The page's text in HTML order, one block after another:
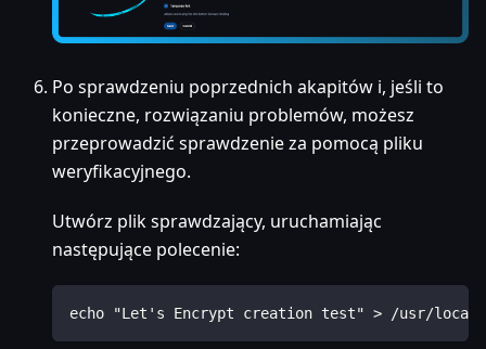
Po sprawdzeniu poprzednich akapitów i, jeśli to
konieczne, rozwiązaniu problemów, możesz
przeprowadzić sprawdzenie za pomocą pliku
weryfikacyjnego.
Utwórz plik sprawdzający, uruchamiając
następujące polecenie:
echo "Let's Encrypt creation test" > /usr/local/